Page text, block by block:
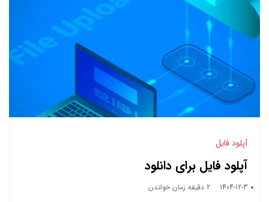
آپلود فایل
آپلود فایل برای دانلود
1404-12-3 2 دقیقه زمان خواندن